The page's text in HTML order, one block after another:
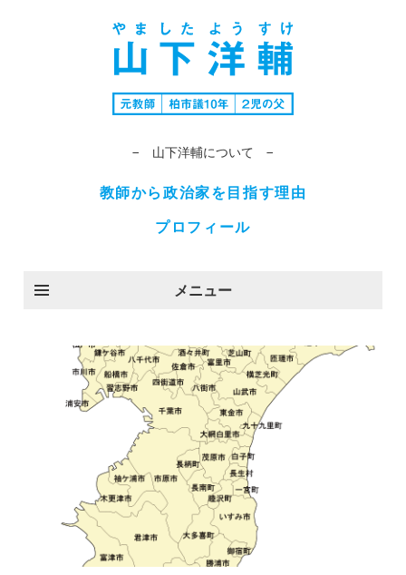
− 山下洋輔について −
教師から政治家を目指す理由
プロフィール
メニュー